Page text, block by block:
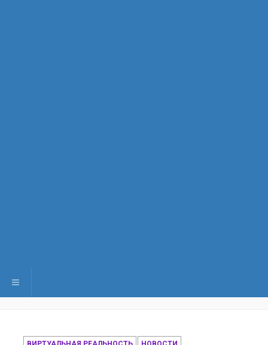
Переключить навигацию